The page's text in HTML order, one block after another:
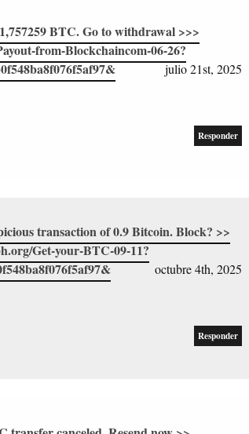
BTC. Go to withdrawal >>>
from-Blockchaincom-06-26?
julio 21st, 2025
Responder
transaction of 0.9 Bitcoin. Block? >>
Get-your-BTC-09-11?
octubre 4th, 2025
Responder